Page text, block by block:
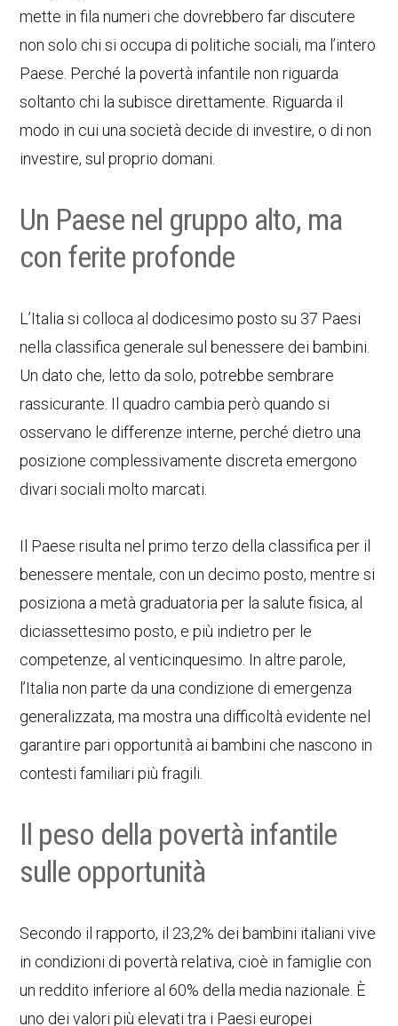
mette in fila numeri che dovrebbero far discutere
non solo chi si occupa di politiche sociali, ma l’intero
Paese. Perché la povertà infantile non riguarda
soltanto chi la subisce direttamente. Riguarda il
modo in cui una società decide di investire, o di non
investire, sul proprio domani.
Un Paese nel gruppo alto, ma
con ferite profonde
L’Italia si colloca al dodicesimo posto su 37 Paesi
nella classifica generale sul benessere dei bambini.
Un dato che, letto da solo, potrebbe sembrare
rassicurante. Il quadro cambia però quando si
osservano le differenze interne, perché dietro una
posizione complessivamente discreta emergono
divari sociali molto marcati.
Il Paese risulta nel primo terzo della classifica per il
benessere mentale, con un decimo posto, mentre si
posiziona a metà graduatoria per la salute fisica, al
diciassettesimo posto, e più indietro per le
competenze, al venticinquesimo. In altre parole,
l’Italia non parte da una condizione di emergenza
generalizzata, ma mostra una difficoltà evidente nel
garantire pari opportunità ai bambini che nascono in
contesti familiari più fragili.
Il peso della povertà infantile
sulle opportunità
Secondo il rapporto, il 23,2% dei bambini italiani vive
in condizioni di povertà relativa, cioè in famiglie con
un reddito inferiore al 60% della media nazionale. È
uno dei valori più elevati tra i Paesi europei